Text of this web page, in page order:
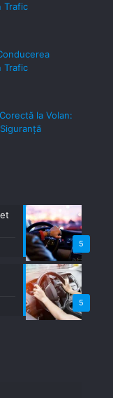
Trafic
Trafic
la Volan:
5
5